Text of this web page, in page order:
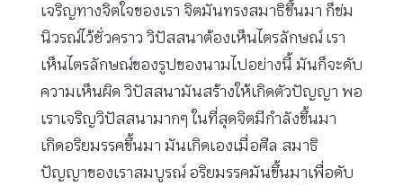
เจริญทางจิตใจของเรา จิตมันทรงสมาธิขึ้นมา ก็ข่ม
นิวรณ์ไว้ชั่วคราว วิปัสสนาต้องเห็นไตรลักษณ์ เรา
เห็นไตรลักษณ์ของรูปของนามไปอย่างนี้ มันก็จะดับ
ความเห็นผิด วิปัสสนามันสร้างให้เกิดตัวปัญญา พอ
เราเจริญวิปัสสนามากๆ ในที่สุดจิตมีกำลังขึ้นมา
เกิดอริยมรรคขึ้นมา มันเกิดเองเมื่อศีล สมาธิ
ปัญญาของเราสมบูรณ์ อริยมรรคมันขึ้นมาเพื่อดับ